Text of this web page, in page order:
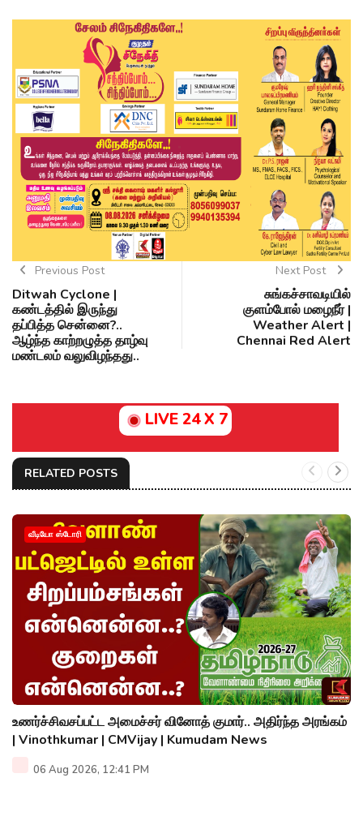
Previous Post
Ditwah Cyclone |
கண்டத்தில் இருந்து
தப்பித்த சென்னை?..
ஆழ்ந்த காற்றழுத்த தாழ்வு
மண்டலம் வலுவிழந்தது..
Next Post
சுங்கச்சாவடியில்
குளம்போல் மழைநீர் |
Weather Alert |
Chennai Red Alert
LIVE 24 X 7
RELATED POSTS
வீடியோ ஸ்டோரி
உணர்ச்சிவசப்பட்ட அமைச்சர் வினோத் குமார்.. அதிர்ந்த அரங்கம்
| Vinothkumar | CMVijay | Kumudam News
06 Aug 2026, 12:41 PM